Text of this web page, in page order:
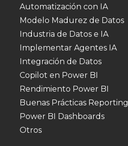
Automatización con IA
Modelo Madurez de Datos
Industria de Datos e IA
Implementar Agentes IA
Integración de Datos
Copilot en Power BI
Rendimiento Power BI
Buenas Prácticas Reporting
Power BI Dashboards
Otros